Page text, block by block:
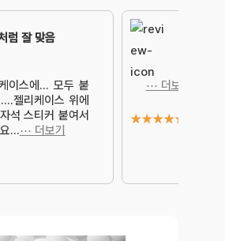
럼 잘 맞음
이스에… 모두 붙
젤리케이스 위에
석 스티커 붙여서
…⋯ 더보기
⋯ 더보기
★★★★★